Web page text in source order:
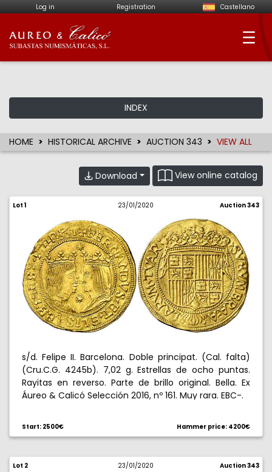
Log in Registration Castellano
Aureo & Calicó -
INDEX
HOME HISTORICAL ARCHIVE AUCTION 343 VIEW ALL
Download View online catalog
Lot 1 23/01/2020 Auction 343
s/d. Felipe II. Barcelona. Doble principat. (Cal. falta)
(Cru.C.G. 4245b). 7,02 g. Estrellas de ocho puntas.
Rayitas en reverso. Parte de brillo original. Bella. Ex
Áureo & Calicó Selección 2016, nº 161. Muy rara. EBC-.
Start: 2500€ Hammer price: 4200€
Lot 2 23/01/2020 Auction 343